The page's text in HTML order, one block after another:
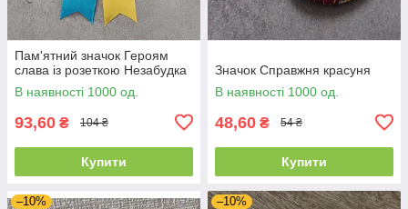
Пам'ятний значок Героям
слава із розеткою Незабудка
В наявності 1000 од.
93,60 ₴ 104 ₴
Купити
Значок Справжня красуня
В наявності 1000 од.
48,60 ₴ 54 ₴
Купити
–10% –10%